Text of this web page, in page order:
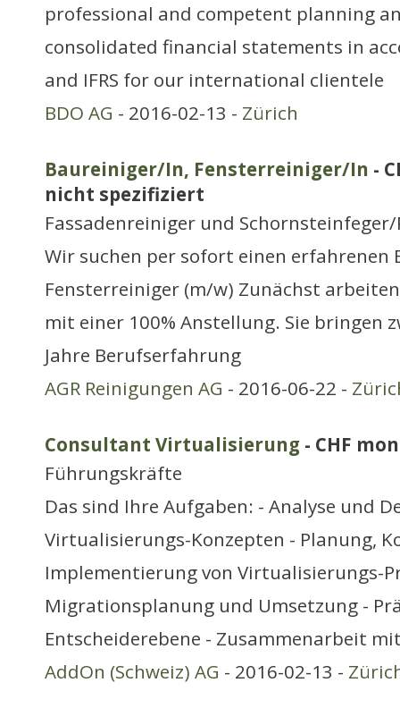
professional and competent planning
consolidated financial statements in
and IFRS for our international clientele
BDO AG - 2016-02-13 - Zürich
Baureiniger/In, Fensterreiniger/In -
nicht spezifiziert
Fassadenreiniger und
Wir suchen per sofort einen erfahrenen
Fensterreiniger (m/w) Zunächst
mit einer 100% Anstellung. Sie bringen
Jahre Berufserfahrung
AGR Reinigungen AG - 2016-06-22 -
Consultant Virtualisierung - CHF
Führungskräfte
Das sind Ihre Aufgaben: - Analyse und
Virtualisierungs-Konzepten - Planung,
Implementierung von Virtualisierungs-
Migrationsplanung und Umsetzung -
Entscheiderebene - Zusammenarbeit
AddOn (Schweiz) AG - 2016-02-13 -